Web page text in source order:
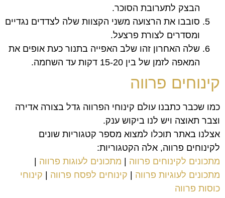
הבצק לתערובת הסוכר.
סובבו את הרצועה משני הקצוות שלה לצדדים נגדיים
ומסדרים לצורת פרצעל.
שלה האחרון זהו שלב האפייה בתנור כעת אופים את
המאפה לזמן של בין 15-20 דקות עד השחמה.
קינוחים פרווה
כמו שכבר כתבנו עולם קינוחי הפרווה גדל בצורה אדירה
וצבר תאוצה ויש לנו ביקוש ענק.
אצלנו באתר תוכלו למצוא מספר קטגוריות שונים
לקינוחים פרווה, אלה הקטגוריות:
מתכונים לקינוחים פרווה | מתכונים לעוגות פרווה |
מתכונים לעוגיות פרווה | קינוחים לפסח פרווה | קינוחי
כוסות פרווה